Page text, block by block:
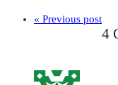
« Previous post
4